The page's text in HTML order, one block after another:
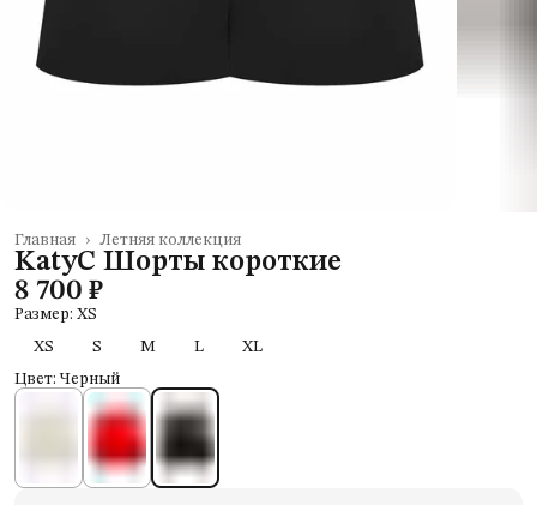
Летняя коллекция
Главная ›
KatyC Шорты короткие
8 700 ₽
Размер: XS
XS
S M L
XL
Цвет: Черный